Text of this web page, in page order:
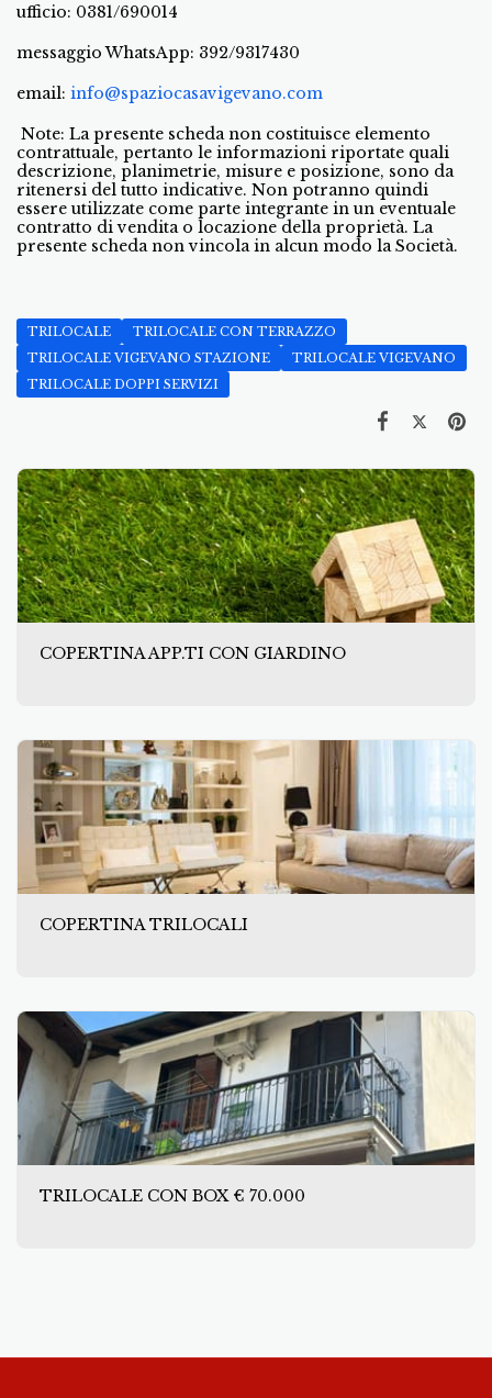
ufficio: 0381/690014
messaggio WhatsApp: 392/9317430
email: info@spaziocasavigevano.com
Note: La presente scheda non costituisce elemento
contrattuale, pertanto le informazioni riportate quali
descrizione, planimetrie, misure e posizione, sono da
ritenersi del tutto indicative. Non potranno quindi
essere utilizzate come parte integrante in un eventuale
contratto di vendita o locazione della proprietà. La
presente scheda non vincola in alcun modo la Società.
TRILOCALE
TRILOCALE CON TERRAZZO
TRILOCALE VIGEVANO STAZIONE
TRILOCALE VIGEVANO
TRILOCALE DOPPI SERVIZI
COPERTINA APP.TI CON GIARDINO
COPERTINA TRILOCALI
TRILOCALE CON BOX € 70.000